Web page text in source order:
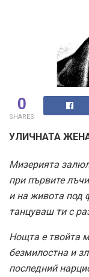
0
SHARES
УЛИЧНАТА
Мизерията
при първите лъчи
и на живота под
танцуваш ти с
Нощта е твойта
безмилостна и
последний